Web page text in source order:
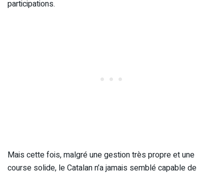
participations.
Mais cette fois, malgré une gestion très propre et une
course solide, le Catalan n’a jamais semblé capable de